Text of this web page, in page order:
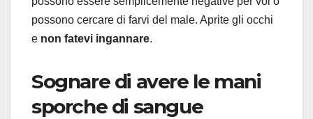
possono cercare di farvi del male. Aprite gli occhi
e non fatevi ingannare.
Sognare di avere le mani
sporche di sangue